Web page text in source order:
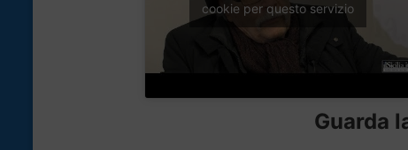
cookie per questo servizio
Guarda